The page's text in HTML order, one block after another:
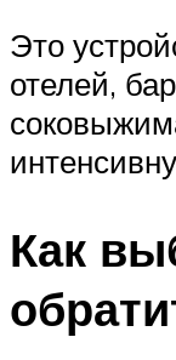
Это
отелей,
Как